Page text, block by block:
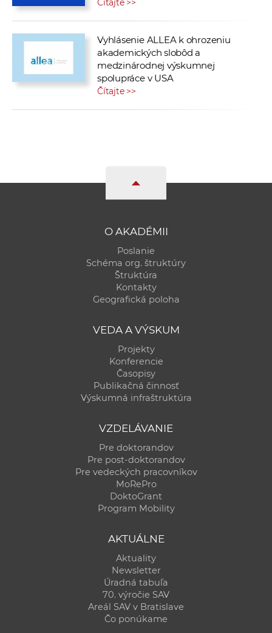
Čítajte >>
Vyhlásenie ALLEA k ohrozeniu
akademických slobôd a
medzinárodnej výskumnej
spolupráce v USA
Čítajte >>
O AKADÉMII
Poslanie
Schéma org. štruktúry
Štruktúra
Kontakty
Geografická poloha
VEDA A VÝSKUM
Projekty
Konferencie
Časopisy
Publikačná činnosť
Výskumná infraštruktúra
VZDELÁVANIE
Pre doktorandov
Pre post-doktorandov
Pre vedeckých pracovníkov
MoRePro
DoktoGrant
Program Mobility
AKTUÁLNE
Aktuality
Newsletter
Úradná tabuľa
70. výročie SAV
Areál SAV v Bratislave
Čo ponúkame